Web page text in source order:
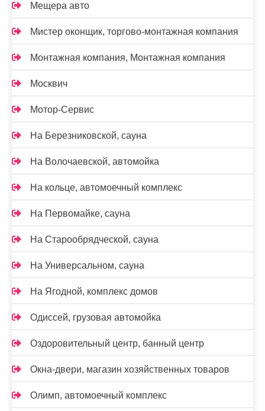
Мещера авто
Мистер оконщик, торгово-монтажная компания
Монтажная компания, Монтажная компания
Москвич
Мотор-Сервис
На Березниковской, сауна
На Волочаевской, автомойка
На кольце, автомоечный комплекс
На Первомайке, сауна
На Старообрядческой, сауна
На Универсальном, сауна
На Ягодной, комплекс домов
Одиссей, грузовая автомойка
Оздоровительный центр, банный центр
Окна-двери, магазин хозяйственных товаров
Олимп, автомоечный комплекс